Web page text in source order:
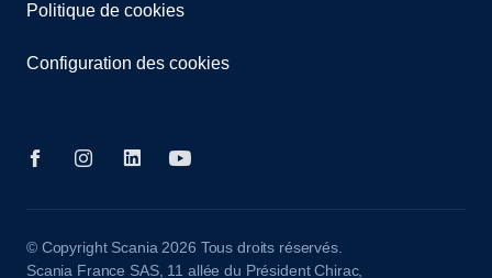
Politique de cookies
Configuration des cookies
© Copyright Scania 2026 Tous droits réservés.
Scania France SAS, 11 allée du Président Chirac,